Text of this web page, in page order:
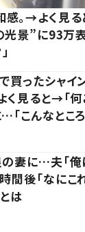
感。→よく見
光景”に93万
買ったシャイ
く見ると→「何
こんなところ
妻に…夫「俺
間後「なに
は